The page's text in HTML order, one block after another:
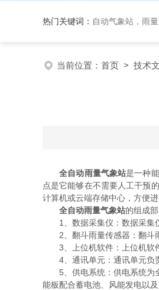
热门关键词： 自动气象站，雨
当前位置： 首页 > 技术
全自动雨量气象站是一种
点是它能够在不需要人工干预
计算机或云端存储中心，方便进
全自动雨量气象站的组成部
1、数据采集仪：数据采集仪
2、翻斗雨量传感器：翻斗雨
3、上位机软件：上位机软件
4、通讯单元：通讯单元负责
5、供电系统：供电系统为全
能板配合蓄电池、风能发电以及